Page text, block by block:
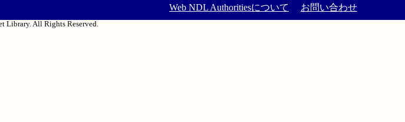
Web NDL Authoritiesについて お問い合わせ
Library. All Rights Reserved.